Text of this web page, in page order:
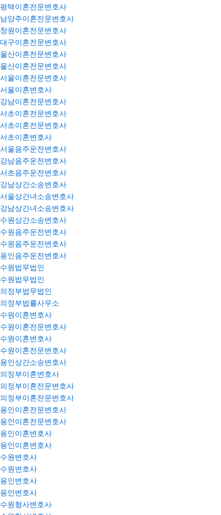
평택이혼전문변호사
남양주이혼전문변호사
창원이혼전문변호사
대구이혼전문변호사
울산이혼전문변호사
울산이혼전문변호사
서울이혼전문변호사
서울이혼변호사
강남이혼전문변호사
서초이혼전문변호사
서초이혼전문변호사
서초이혼변호사
서울음주운전변호사
강남음주운전변호사
서초음주운전변호사
강남상간소송변호사
서울상간녀소송변호사
강남상간녀소송변호사
수원상간소송변호사
수원음주운전변호사
수원음주운전변호사
용인음주운전변호사
수원법무법인
수원법무법인
의정부법무법인
의정부법률사무소
수원이혼변호사
수원이혼전문변호사
수원이혼변호사
수원이혼전문변호사
용인상간소송변호사
의정부이혼변호사
의정부이혼전문변호사
의정부이혼전문변호사
용인이혼전문변호사
용인이혼전문변호사
용인이혼변호사
용인이혼변호사
수원변호사
수원변호사
용인변호사
용인변호사
수원형사변호사